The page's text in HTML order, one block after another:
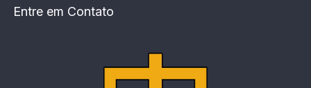
Entre em Contato